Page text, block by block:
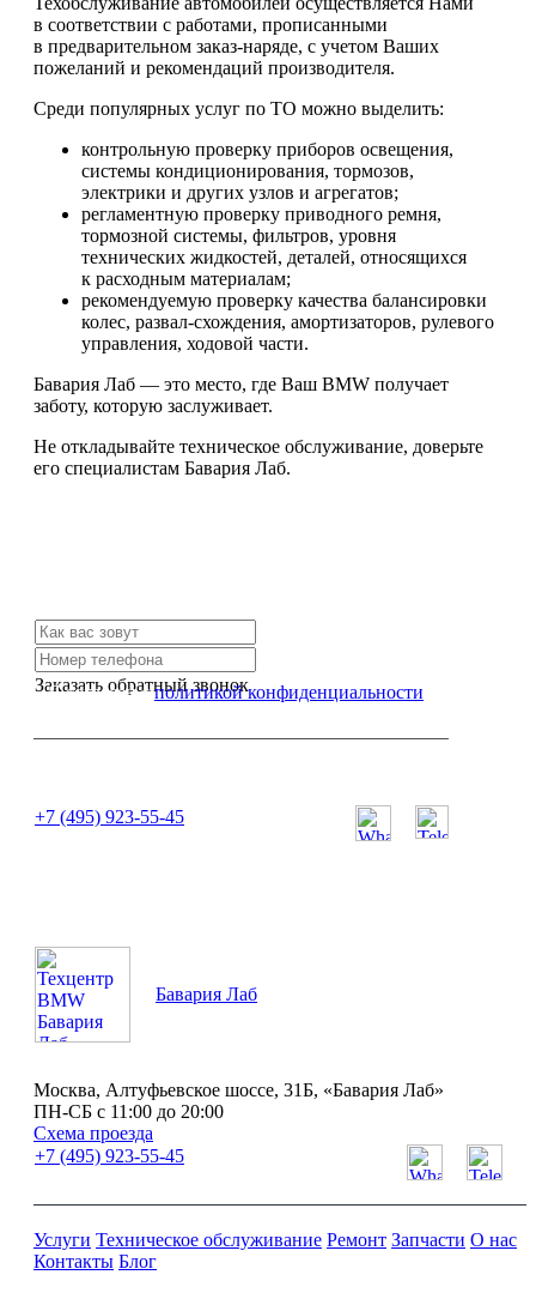
в соответствии с работами, прописанными
в предварительном заказ-наряде, с учетом Ваших
пожеланий и рекомендаций производителя.
Среди популярных услуг по ТО можно выделить:
контрольную проверку приборов освещения,
системы кондиционирования, тормозов,
электрики и других узлов и агрегатов;
регламентную проверку приводного ремня,
тормозной системы, фильтров, уровня
технических жидкостей, деталей, относящихся
к расходным материалам;
рекомендуемую проверку качества балансировки
колес, развал-схождения, амортизаторов, рулевого
управления, ходовой части.
Бавария Лаб — это место, где Ваш BMW получает
заботу, которую заслуживает.
Не откладывайте техническое обслуживание, доверьте
его специалистам Бавария Лаб.
Заказать обратный звонок
Я согласен сполитикой конфиденциальности
+7 (495) 923-55-45
Бавария Лаб
Москва, Алтуфьевское шоссе, 31Б, «Бавария Лаб»
ПН-СБ с 11:00 до 20:00
Схема проезда
+7 (495) 923-55-45
Услуги Техническое обслуживание Ремонт Запчасти О нас
Контакты Блог